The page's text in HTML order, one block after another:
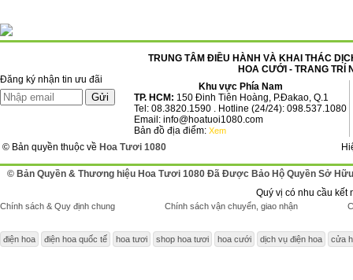
Đăng ký nhận tin ưu đãi
TRUNG TÂM ĐIỀU HÀNH VÀ KHAI THÁC
HOA CƯỚI - TRANG TRÍ
Khu vực Phía Nam
TP. HCM: 150 Đinh Tiên Hoàng, P.Đakao, Q.1
Tel: 08.3820.1590 . Hotline (24/24): 098.537.1080
Email: info@hoatuoi1080.com
Bản đồ địa điểm: Xem
© Bản quyền thuộc về Hoa Tươi 1080
© Bản Quyền & Thương hiệu Hoa Tươi 1080 Đã Được Bảo Hộ Quyền Sở Hữu
Quý vị có nhu cầu kết
Chính sách & Quy định chung Chính sách vận chuyển, giao nhận
điện hoa điện hoa quốc tế hoa tươi shop hoa tươi hoa cưới dịch vụ điện hoa cửa